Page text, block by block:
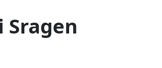
Sragen